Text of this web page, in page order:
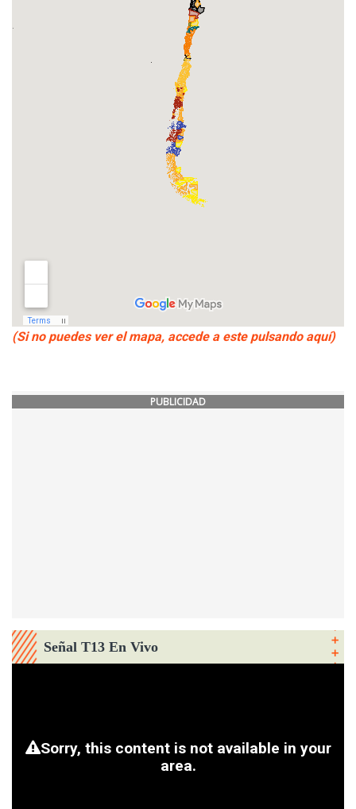
(Si no puedes ver el mapa, accede a este pulsando aquí)
PUBLICIDAD
Señal T13 En Vivo